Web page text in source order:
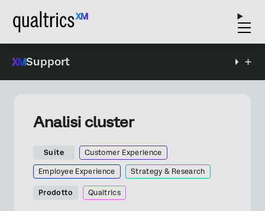
Support
Analisi cluster
Suite Customer Experience
Employee Experience Strategy & Research
Prodotto Qualtrics